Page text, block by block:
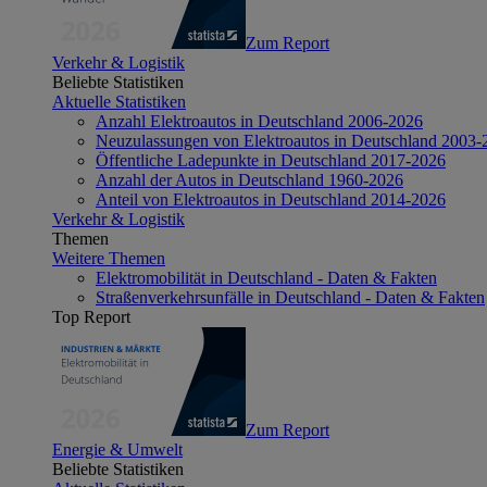
Zum Report
Verkehr & Logistik
Beliebte Statistiken
Aktuelle Statistiken
Anzahl Elektroautos in Deutschland 2006-2026
Neuzulassungen von Elektroautos in Deutschland 2003-
Öffentliche Ladepunkte in Deutschland 2017-2026
Anzahl der Autos in Deutschland 1960-2026
Anteil von Elektroautos in Deutschland 2014-2026
Verkehr & Logistik
Themen
Weitere Themen
Elektromobilität in Deutschland - Daten & Fakten
Straßenverkehrsunfälle in Deutschland - Daten & Fakten
Top Report
Zum Report
Energie & Umwelt
Beliebte Statistiken